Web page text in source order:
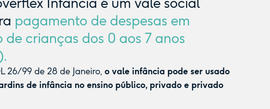
pagamento de despesas em
de crianças dos 0 aos 7 anos
26/99 de 28 de Janeiro, o vale infância pode ser usado
de infância no ensino público, privado e privado